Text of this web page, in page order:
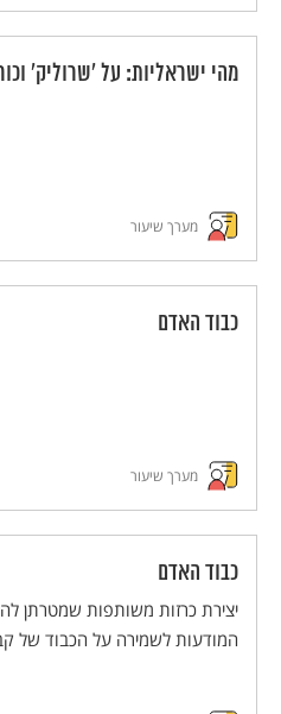
מהי ישראליות: על 'שרוליק'
מערך שיעור
כבוד האדם
מערך שיעור
כבוד האדם
יצירת כרזות משותפות שמטרתן
המודעות לשמירה על הכבוד של